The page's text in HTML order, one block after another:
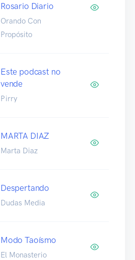
Rosario Diario
Orando Con
Propósito
Este podcast no
vende
Pirry
MARTA DIAZ
Marta Diaz
Despertando
Dudas Media
Modo Taoísmo
El Monasterio